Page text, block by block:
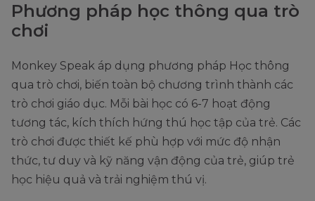
Phương pháp học thông qua trò
chơi
Monkey Speak áp dụng phương pháp Học thông
qua trò chơi, biến toàn bộ chương trình thành các
trò chơi giáo dục. Mỗi bài học có 6-7 hoạt động
tương tác, kích thích hứng thú học tập của trẻ. Các
trò chơi được thiết kế phù hợp với mức độ nhận
thức, tư duy và kỹ năng vận động của trẻ, giúp trẻ
học hiệu quả và trải nghiệm thú vị.